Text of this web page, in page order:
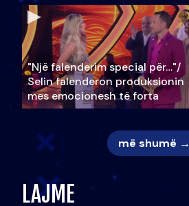
"Një falenderim special për…"/
Selin falënderon produksionin
mes emocionesh të forta
më shumë →
LAJME